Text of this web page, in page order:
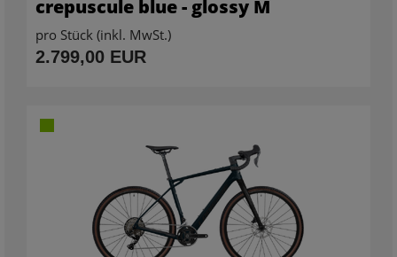
crepuscule blue - glossy M
pro Stück (inkl. MwSt.)
2.799,00 EUR